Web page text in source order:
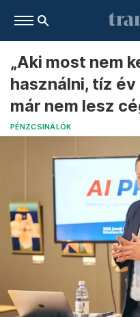
„Aki most nem
használni, tíz
már nem lesz
PÉNZCSINÁLÓK